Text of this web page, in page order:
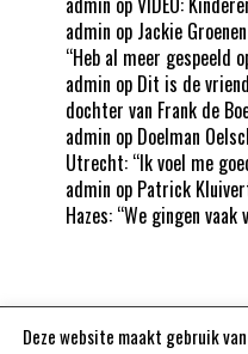
admin op Jackie
“Heb al meer gespeeld
admin op Dit is de
dochter van Frank de
admin op Doelman
Utrecht: “Ik voel me
admin op Patrick
Hazes: “We gingen
Deze website maakt gebruik